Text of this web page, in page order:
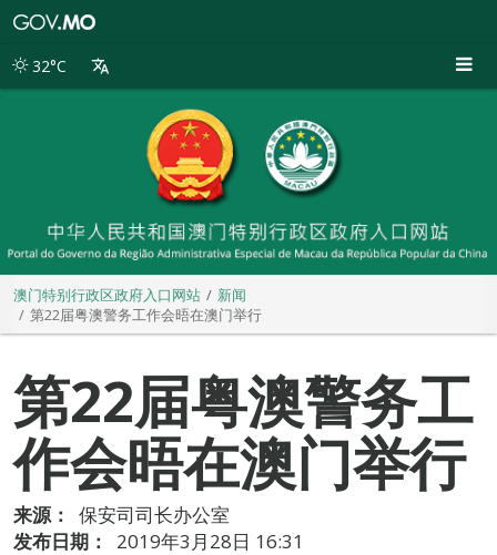
别
32°C
澳门特别行政区政府入口网站
新闻
第22届粤澳警务工作会晤在澳门举行
第22届粤澳警务工
作会晤在澳门举行
来源：
保安司司长办公室
发布日期：
2019年3月28日 16:31